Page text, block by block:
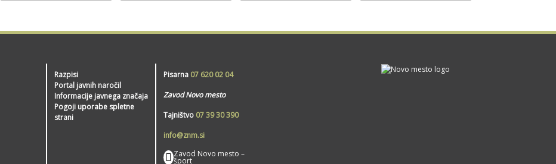
Razpisi
Portal javnih naročil
Informacije javnega značaja
Pogoji uporabe spletne
strani
Pisarna 07 620 02 04
Zavod Novo mesto
Tajništvo 07 39 30 390
info@znm.si
Zavod Novo mesto –
šport